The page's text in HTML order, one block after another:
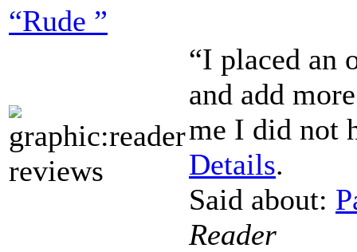
“Rude ”
“I placed an
and add
me I did not
Details.
Said about:
Reader